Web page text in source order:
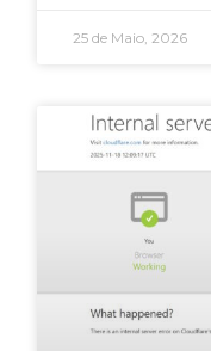
25 de Maio, 2026